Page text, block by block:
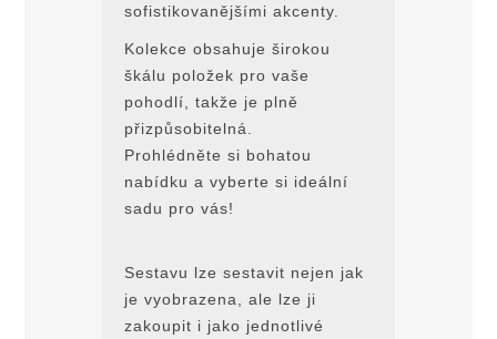
sofistikovanějšími akcenty.
Kolekce obsahuje širokou
škálu položek pro vaše
pohodlí, takže je plně
přizpůsobitelná.
Prohlédněte si bohatou
nabídku a vyberte si ideální
sadu pro vás!
Sestavu lze sestavit nejen jak
je vyobrazena, ale lze ji
zakoupit i jako jednotlivé